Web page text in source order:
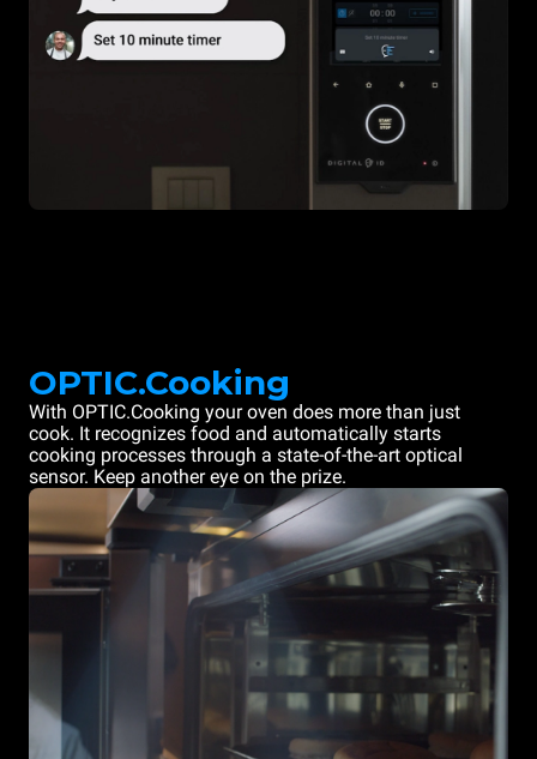
OPTIC.Cooking
With OPTIC.Cooking your oven does more than just
cook. It recognizes food and automatically starts
cooking processes through a state-of-the-art optical
sensor. Keep another eye on the prize.